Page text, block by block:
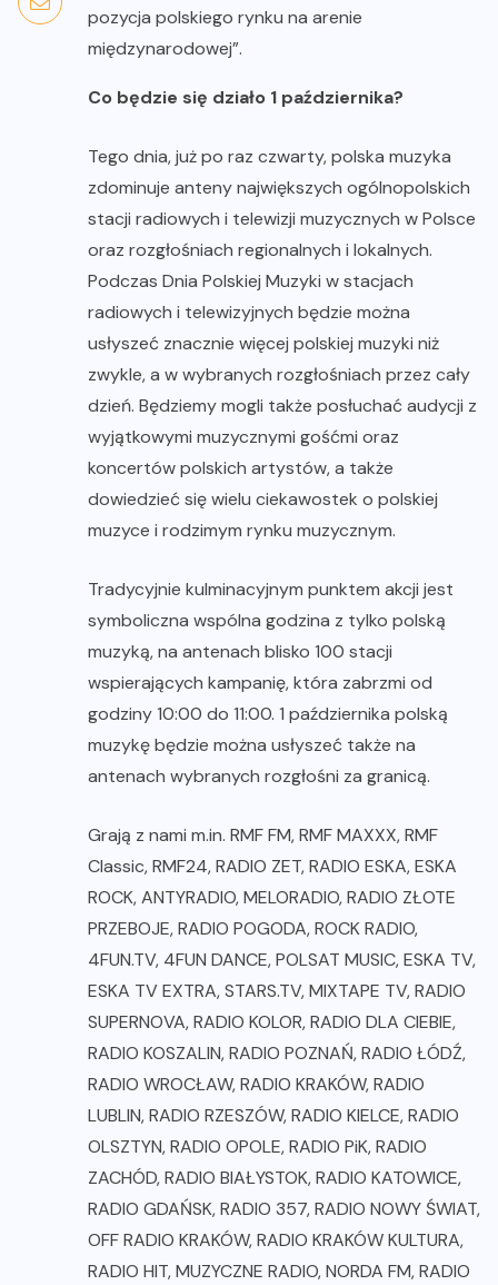
pozycja polskiego rynku na arenie
międzynarodowej”.
Co będzie się działo 1 października?
Tego dnia, już po raz czwarty, polska muzyka
zdominuje anteny największych ogólnopolskich
stacji radiowych i telewizji muzycznych w Polsce
oraz rozgłośniach regionalnych i lokalnych.
Podczas Dnia Polskiej Muzyki w stacjach
radiowych i telewizyjnych będzie można
usłyszeć znacznie więcej polskiej muzyki niż
zwykle, a w wybranych rozgłośniach przez cały
dzień. Będziemy mogli także posłuchać audycji z
wyjątkowymi muzycznymi gośćmi oraz
koncertów polskich artystów, a także
dowiedzieć się wielu ciekawostek o polskiej
muzyce i rodzimym rynku muzycznym.
Tradycyjnie kulminacyjnym punktem akcji jest
symboliczna wspólna godzina z tylko polską
muzyką, na antenach blisko 100 stacji
wspierających kampanię, która zabrzmi od
godziny 10:00 do 11:00. 1 października polską
muzykę będzie można usłyszeć także na
antenach wybranych rozgłośni za granicą.
Grają z nami m.in. RMF FM, RMF MAXXX, RMF
Classic, RMF24, RADIO ZET, RADIO ESKA, ESKA
ROCK, ANTYRADIO, MELORADIO, RADIO ZŁOTE
PRZEBOJE, RADIO POGODA, ROCK RADIO,
4FUN.TV, 4FUN DANCE, POLSAT MUSIC, ESKA TV,
ESKA TV EXTRA, STARS.TV, MIXTAPE TV, RADIO
SUPERNOVA, RADIO KOLOR, RADIO DLA CIEBIE,
RADIO KOSZALIN, RADIO POZNAŃ, RADIO ŁÓDŹ,
RADIO WROCŁAW, RADIO KRAKÓW, RADIO
LUBLIN, RADIO RZESZÓW, RADIO KIELCE, RADIO
OLSZTYN, RADIO OPOLE, RADIO PiK, RADIO
ZACHÓD, RADIO BIAŁYSTOK, RADIO KATOWICE,
RADIO GDAŃSK, RADIO 357, RADIO NOWY ŚWIAT,
OFF RADIO KRAKÓW, RADIO KRAKÓW KULTURA,
RADIO HIT, MUZYCZNE RADIO, NORDA FM, RADIO